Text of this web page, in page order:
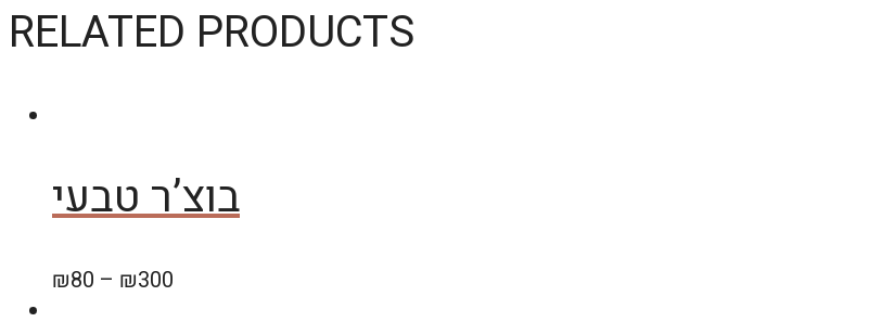
RELATED PRODUCTS
בוצ’ר טבעי
₪80 – ₪300